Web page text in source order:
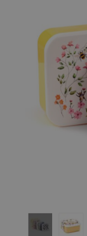
Galeria
Galeria